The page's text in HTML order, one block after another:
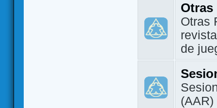
Otras
Otras
de
(AAR)